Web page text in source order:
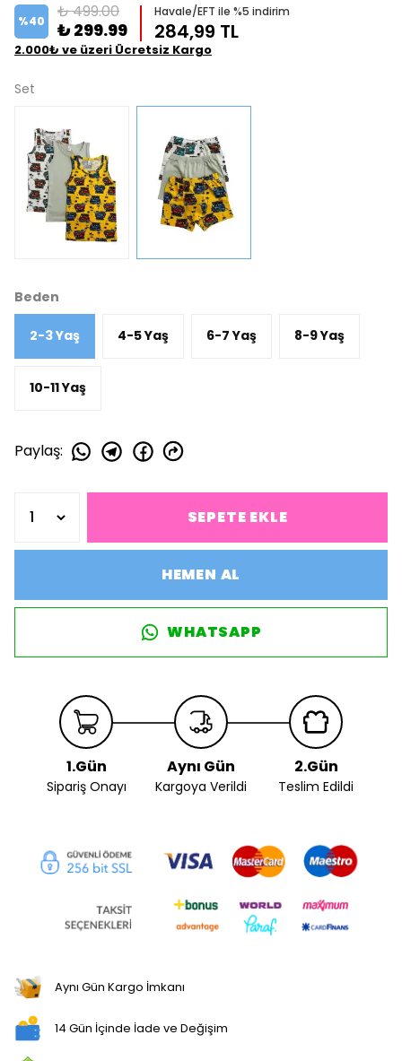
%40 ₺ 499.00
₺ 299.99
Havale/EFT ile %5 indirim
284,99 TL
2.000₺ ve üzeri Ücretsiz Kargo
Set
Beden
2-3 Yaş 4-5 Yaş 6-7 Yaş 8-9 Yaş
10-11 Yaş
Paylaş:
SEPETE EKLE
HEMEN AL
WHATSAPP
1.Gün
Sipariş Onayı
Aynı Gün
Kargoya Verildi
2.Gün
Teslim Edildi
Aynı Gün Kargo İmkanı
14 Gün İçinde İade ve Değişim